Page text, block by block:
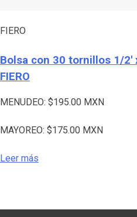
FIERO
Bolsa con 30 tornillos 1/2′
FIERO
MENUDEO: $195.00 MXN
MAYOREO: $175.00 MXN
Leer más